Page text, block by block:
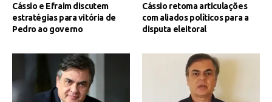
Cássio e Efraim discutem
estratégias para vitória de
Pedro ao governo
Cássio retoma articulações
com aliados políticos para a
disputa eleitoral